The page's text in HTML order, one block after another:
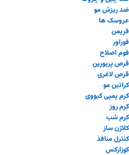
ضد ریزش مو
عروسک ها
فریمن
فوراور
فوم اصلاح
قرص پریورین
قرص لاغری
کراتین مو
کرم پمپی کیووی
کرم روز
کرم شب
کلاژن ساز
کنترل منافذ
کوزارکس